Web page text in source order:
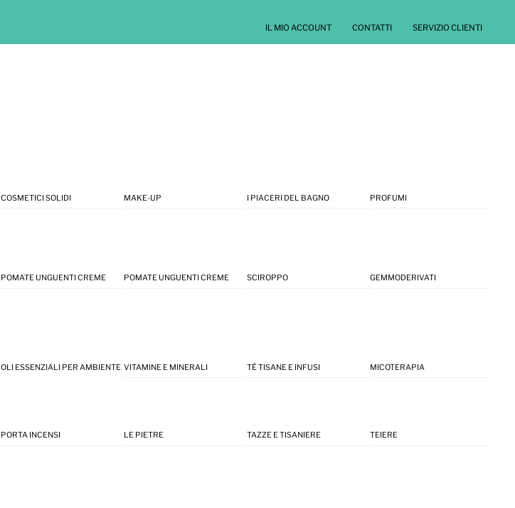
IL MIO ACCOUNT CONTATTI SERVIZIO CLIENTI
COSMETICI SOLIDI MAKE-UP I PIACERI DEL BAGNO PROFUMI
POMATE UNGUENTI CREME POMATE UNGUENTI CREME SCIROPPO GEMMODERIVATI
OLI ESSENZIALI PER AMBIENTE VITAMINE E MINERALI TÈ TISANE E INFUSI MICOTERAPIA
PORTA INCENSI LE PIETRE TAZZE E TISANIERE TEIERE